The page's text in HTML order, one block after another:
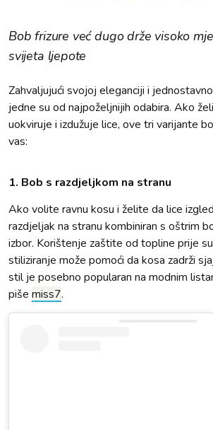
Bob frizure već dugo drže visoko
svijeta ljepote
Zahvaljujući svojoj eleganciji i
jedne su od najpoželjnijih odabira. Ako
uokviruje i izdužuje lice, ove tri varijante
vas:
1. Bob s razdjeljkom na stranu
Ako volite ravnu kosu i želite da lice
razdjeljak na stranu kombiniran s oštrim
izbor. Korištenje zaštite od topline prije
stiliziranje može pomoći da kosa zadrži
stil je posebno popularan na modnim
piše miss7.